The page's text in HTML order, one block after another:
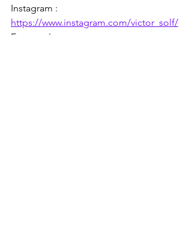
Instagram :
https://www.instagram.com/victor_solf/
En tournée